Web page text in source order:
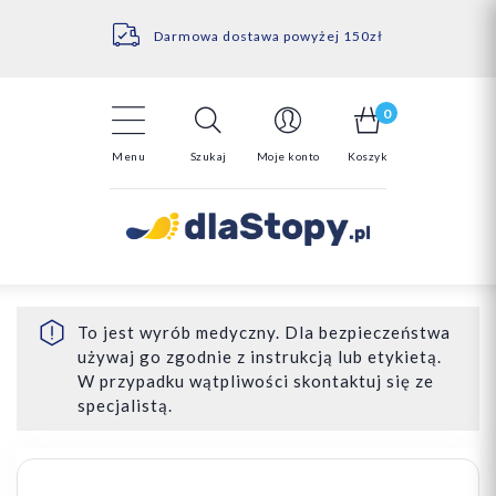
Darmowa dostawa powyżej 150zł
14 Dni na darmowy zwrot*
Menu Szukaj Moje konto
0
Koszyk
To jest wyrób medyczny. Dla bezpieczeństwa
używaj go zgodnie z instrukcją lub etykietą.
W przypadku wątpliwości skontaktuj się ze
specjalistą.